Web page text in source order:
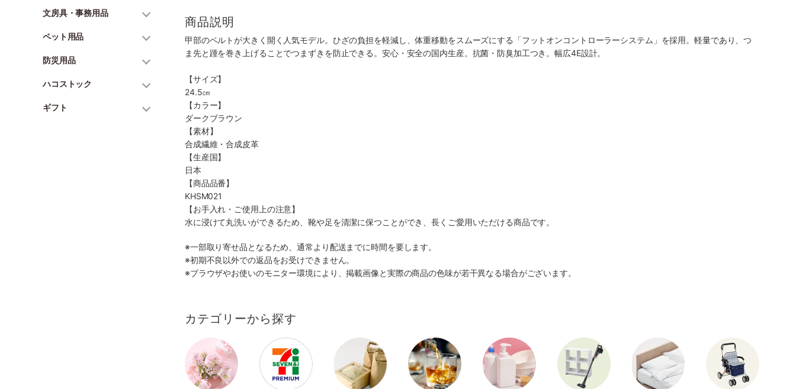
文房具・事務用品
ペット用品
防災用品
ハコストック
ギフト
商品説明
甲部のベルトが大きく開く人気モデル。ひざの負担を軽減し、体重移動をスムーズにする「フットオンコントローラーシステム」を採用。軽量であり、つ
ま先と踵を巻き上げることでつまずきを防止できる。安心・安全の国内生産。抗菌・防臭加工つき。幅広4E設計。
【サイズ】
24.5㎝
【カラー】
ダークブラウン
【素材】
合成繊維・合成皮革
【生産国】
日本
【商品品番】
KHSM021
【お手入れ・ご使用上の注意】
水に浸けて丸洗いができるため、靴や足を清潔に保つことができ、長くご愛用いただける商品です。
※一部取り寄せ品となるため、通常より配送までに時間を要します。
※初期不良以外での返品をお受けできません。
※ブラウザやお使いのモニター環境により、掲載画像と実際の商品の色味が若干異なる場合がございます。
カテゴリーから探す